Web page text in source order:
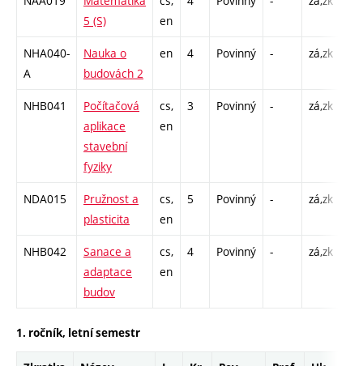
5 (S)
en
NHA040-
A
Nauka o
budovách 2
en 4 Povinný - zá,zk
NHB041
Počítačová
aplikace
stavební
fyziky
cs,
en
3 Povinný - zá,zk
NDA015
Pružnost a
plasticita
cs,
en
5 Povinný - zá,zk
NHB042
Sanace a
adaptace
budov
cs,
en
4 Povinný - zá,zk
1. ročník, letní semestr